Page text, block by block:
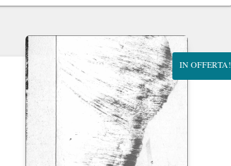
originale
€10.00.
attuale
€9.50.
IN OFFERTA!